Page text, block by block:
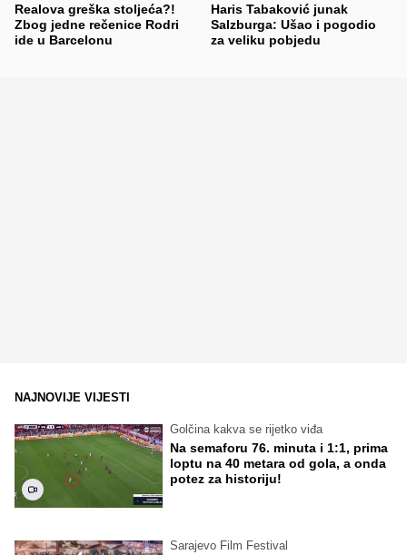
Realova greška stoljeća?!
Zbog jedne rečenice Rodri
ide u Barcelonu
Haris Tabaković junak
Salzburga: Ušao i pogodio
za veliku pobjedu
NAJNOVIJE VIJESTI
Golčina kakva se rijetko viđa
Na semaforu 76. minuta i 1:1, prima
loptu na 40 metara od gola, a onda
potez za historiju!
Sarajevo Film Festival